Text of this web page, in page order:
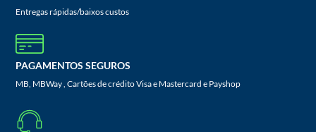
Entregas rápidas/baixos custos
PAGAMENTOS SEGUROS
MB, MBWay , Cartões de crédito Visa e Mastercard e Payshop